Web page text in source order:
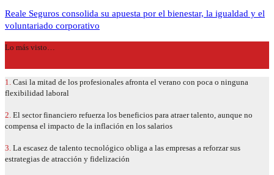
Reale Seguros consolida su apuesta por el bienestar, la igualdad y el
voluntariado corporativo
Lo más visto…
1. Casi la mitad de los profesionales afronta el verano con poca o ninguna
flexibilidad laboral
2. El sector financiero refuerza los beneficios para atraer talento, aunque no
compensa el impacto de la inflación en los salarios
3. La escasez de talento tecnológico obliga a las empresas a reforzar sus
estrategias de atracción y fidelización